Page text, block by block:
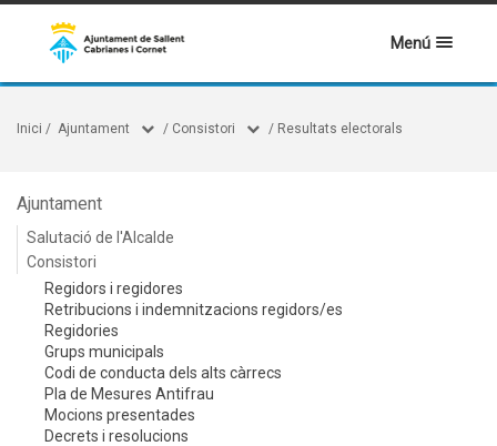
Menú
Inici / Ajuntament / Consistori / Resultats electorals
Ajuntament
Salutació de l'Alcalde
Consistori
Regidors i regidores
Retribucions i indemnitzacions regidors/es
Regidories
Grups municipals
Codi de conducta dels alts càrrecs
Pla de Mesures Antifrau
Mocions presentades
Decrets i resolucions